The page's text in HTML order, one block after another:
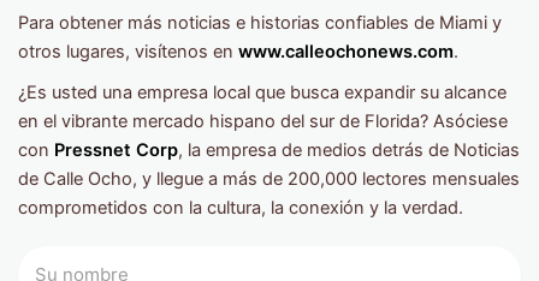
Para obtener más noticias e historias confiables de Miami y
otros lugares, visítenos en www.calleochonews.com.
¿Es usted una empresa local que busca expandir su alcance
en el vibrante mercado hispano del sur de Florida? Asóciese
con Pressnet Corp, la empresa de medios detrás de Noticias
de Calle Ocho, y llegue a más de 200,000 lectores mensuales
comprometidos con la cultura, la conexión y la verdad.